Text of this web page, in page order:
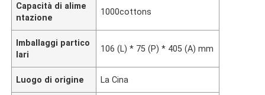
Capacità di alime
ntazione
1000cottons
Imballaggi partico
lari
106 (L) * 75 (P) * 405 (A) mm
Luogo di origine La Cina